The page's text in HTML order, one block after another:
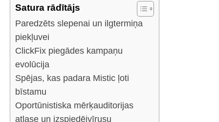
Satura rādītājs
Paredzēts slepenai un ilgtermiņa
piekļuvei
ClickFix piegādes kampaņu
evolūcija
Spējas, kas padara Mistic ļoti
bīstamu
Oportūnistiska mērķauditorijas
atlase un izspiedējvīrusu